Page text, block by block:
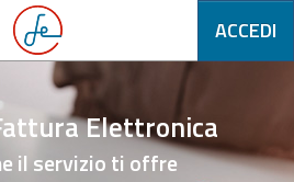
ACCEDI
Elettronica
il servizio ti offre